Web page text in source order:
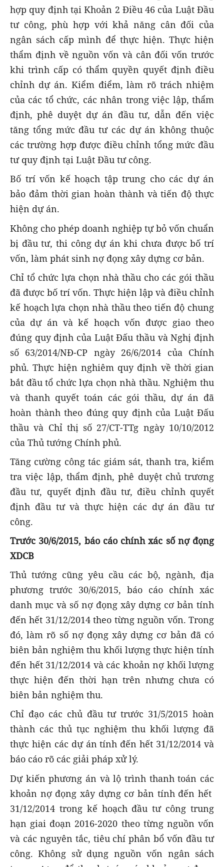
hợp quy định tại Khoản 2 Điều 46 của Luật Đầu
tư công, phù hợp với khả năng cân đối của
ngân sách cấp mình để thực hiện. Thực hiện
thẩm định về nguồn vốn và cân đối vốn trước
khi trình cấp có thẩm quyền quyết định điều
chỉnh dự án. Kiểm điểm, làm rõ trách nhiệm
của các tổ chức, các nhân trong việc lập, thẩm
định, phê duyệt dự án đầu tư, dẫn đến việc
tăng tổng mức đầu tư các dự án không thuộc
các trường hợp được điều chỉnh tổng mức đầu
tư quy định tại Luật Đầu tư công.
Bố trí vốn kế hoạch tập trung cho các dự án
bảo đảm thời gian hoàn thành và tiến độ thực
hiện dự án.
Không cho phép doanh nghiệp tự bỏ vốn chuẩn
bị đầu tư, thi công dự án khi chưa được bố trí
vốn, làm phát sinh nợ đọng xây dựng cơ bản.
Chỉ tổ chức lựa chọn nhà thầu cho các gói thầu
đã được bố trí vốn. Thực hiện lập và điều chỉnh
kế hoạch lựa chọn nhà thầu theo tiến độ chung
của dự án và kế hoạch vốn được giao theo
đúng quy định của Luật Đấu thầu và Nghị định
số 63/2014/NĐ-CP ngày 26/6/2014 của Chính
phủ. Thực hiện nghiêm quy định về thời gian
bắt đầu tổ chức lựa chọn nhà thầu. Nghiệm thu
và thanh quyết toán các gói thầu, dự án đã
hoàn thành theo đúng quy định của Luật Đấu
thầu và Chỉ thị số 27/CT-TTg ngày 10/10/2012
của Thủ tướng Chính phủ.
Tăng cường công tác giám sát, thanh tra, kiểm
tra việc lập, thẩm định, phê duyệt chủ trương
đầu tư, quyết định đầu tư, điều chỉnh quyết
định đầu tư và thực hiện các dự án đầu tư
công.
Trước 30/6/2015, báo cáo chính xác số nợ đọng
XDCB
Thủ tướng cũng yêu cầu các bộ, ngành, địa
phương trước 30/6/2015, báo cáo chính xác
danh mục và số nợ đọng xây dựng cơ bản tính
đến hết 31/12/2014 theo từng nguồn vốn. Trong
đó, làm rõ số nợ đọng xây dựng cơ bản đã có
biên bản nghiệm thu khối lượng thực hiện tính
đến hết 31/12/2014 và các khoản nợ khối lượng
thực hiện đến thời hạn trên nhưng chưa có
biên bản nghiệm thu.
Chỉ đạo các chủ đầu tư trước 31/5/2015 hoàn
thành các thủ tục nghiệm thu khối lượng đã
thực hiện các dự án tính đến hết 31/12/2014 và
báo cáo rõ các giải pháp xử lý.
Dự kiến phương án và lộ trình thanh toán các
khoản nợ đọng xây dựng cơ bản tính đến hết
31/12/2014 trong kế hoạch đầu tư công trung
hạn giai đoạn 2016-2020 theo từng nguồn vốn
và các nguyên tắc, tiêu chí phân bổ vốn đầu tư
công. Không sử dụng nguồn vốn ngân sách